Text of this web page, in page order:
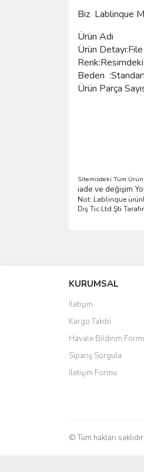
Biz Lablinque
Ürün Adı
Ürün Detayı:File
Renk:Resimdeki
Beden
Ürün Parça
Sitemizdeki Tüm
iade ve değişim
Not: Lablinque
DışTic.Ltd.Şti Tarafı
Ürün resmi
Ürün
Ürün
Ürün fiyatı
Bu ürüne
KURUMSAL
İletişim
Kargo Takibi
Havale Bildirim
Sipariş Sorgula
İletişim Formu
© Tüm hakları